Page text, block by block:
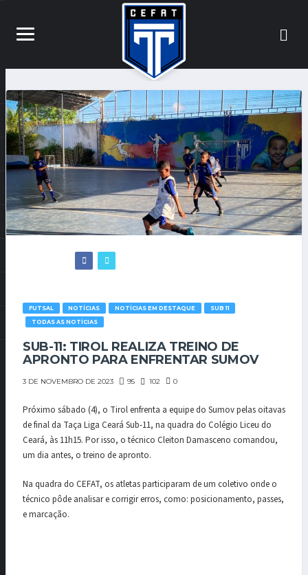
FUTSAL NOTÍCIAS NOTÍCIAS EM DESTAQUE
SUB 11
TODAS AS NOTÍCIAS
SUB-11: TIROL REALIZA TREINO DE
APRONTO PARA ENFRENTAR SUMOV
3 DE NOVEMBRO DE 2023 95 102 0
Próximo sábado (4), o Tirol enfrenta a equipe do Sumov pelas oitavas
de final da Taça Liga Ceará Sub-11, na quadra do Colégio Liceu do
Ceará, às 11h15. Por isso, o técnico Cleiton Damasceno comandou,
um dia antes, o treino de apronto.
Na quadra do CEFAT, os atletas participaram de um coletivo onde o
técnico pôde analisar e corrigir erros, como: posicionamento, passes,
e marcação.